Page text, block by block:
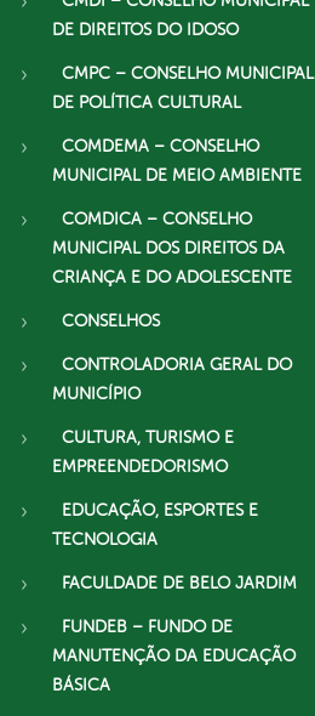
DE DIREITOS DO IDOSO
CMPC – CONSELHO MUNICIPAL
DE POLÍTICA CULTURAL
COMDEMA – CONSELHO
MUNICIPAL DE MEIO AMBIENTE
COMDICA – CONSELHO
MUNICIPAL DOS DIREITOS DA
CRIANÇA E DO ADOLESCENTE
CONSELHOS
CONTROLADORIA GERAL DO
MUNICÍPIO
CULTURA, TURISMO E
EMPREENDEDORISMO
EDUCAÇÃO, ESPORTES E
TECNOLOGIA
FACULDADE DE BELO JARDIM
FUNDEB – FUNDO DE
MANUTENÇÃO DA EDUCAÇÃO
BÁSICA